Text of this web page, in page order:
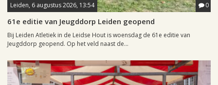
Leiden, 6 augustus 2026, 13:54 0
61e editie van Jeugddorp Leiden geopend
Bij Leiden Atletiek in de Leidse Hout is woensdag de 61e editie van
Jeugddorp geopend. Op het veld naast de...